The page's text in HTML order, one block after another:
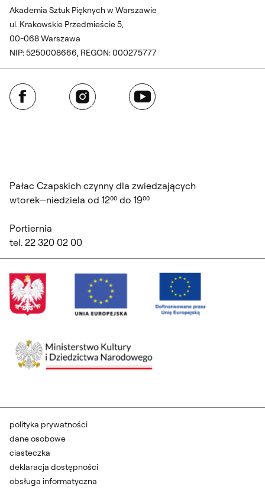
Akademia Sztuk Pięknych w Warszawie
ul. Krakowskie Przedmieście 5,
00-068 Warszawa
NIP: 5250008666, REGON: 000275777
Facebook Instagram YouTube
Pałac Czapskich czynny dla zwiedzających
wtorek—niedziela od 12⁰⁰ do 19⁰⁰
Portiernia
tel. 22 320 02 00
polityka prywatności
dane osobowe
ciasteczka
deklaracja dostępności
obsługa informatyczna